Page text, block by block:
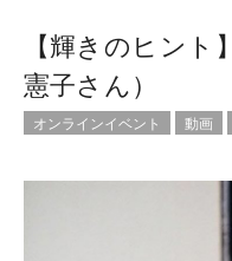
【輝きのヒン
憲子さん）
オンラインイベント 動画